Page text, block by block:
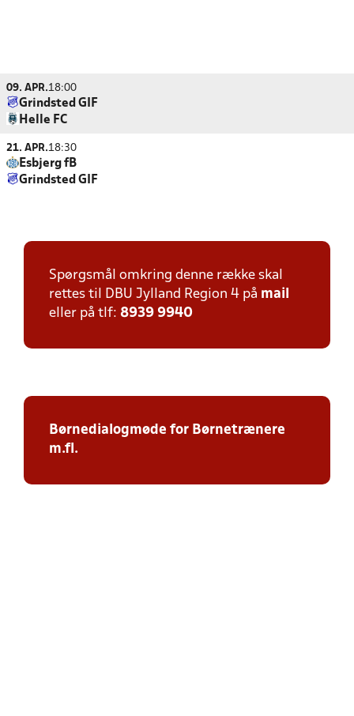
09. APR.18:00
Grindsted GIF
Helle FC
21. APR.18:30
Esbjerg fB
Grindsted GIF
Spørgsmål omkring denne række skal
rettes til DBU Jylland Region 4 på mail
eller på tlf: 8939 9940
Børnedialogmøde for Børnetrænere
m.fl.